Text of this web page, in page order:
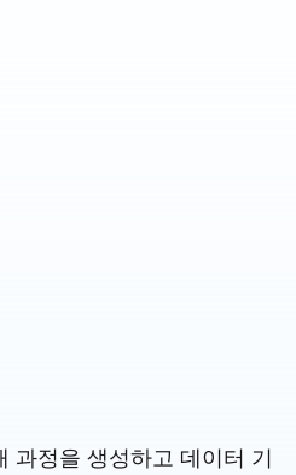
과정을 생성하고 데이터 기